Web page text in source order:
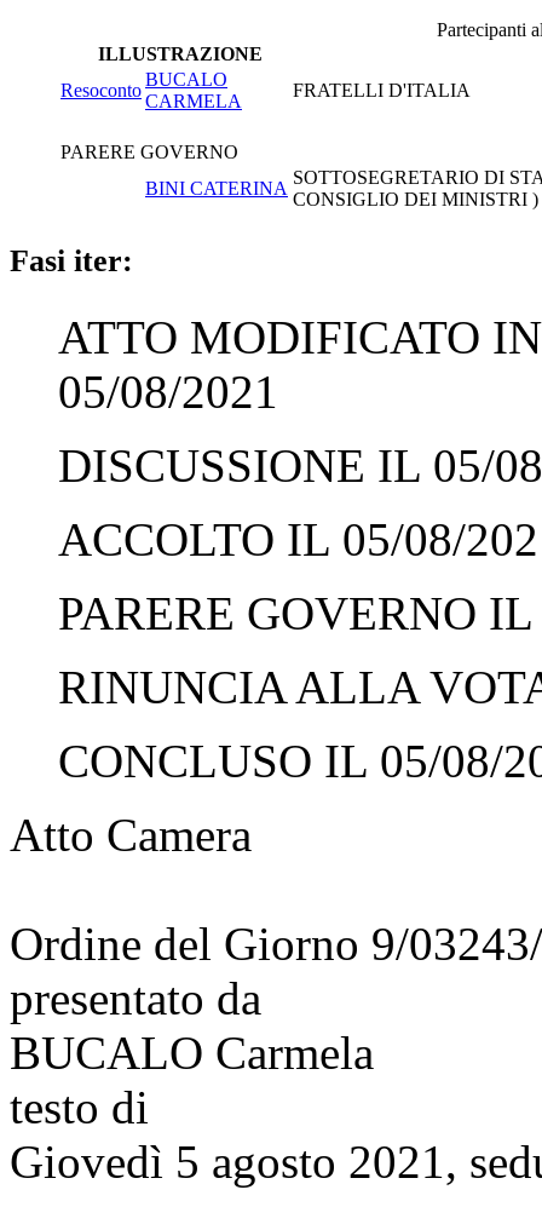
Partecipanti
ILLUSTRAZIONE
Resoconto
BUCALO
CARMELA
FRATELLI D'ITALIA
PARERE GOVERNO
BINI CATERINA
SOTTOSEGRETARIO DI
CONSIGLIO DEI MINISTRI )
Fasi iter:
ATTO MODIFICATO
05/08/2021
DISCUSSIONE IL 05/
ACCOLTO IL 05/08/
PARERE GOVERNO
RINUNCIA ALLA
CONCLUSO IL 05/08/
Atto Camera
Ordine del Giorno 9/
presentato da
BUCALO Carmela
testo di
Giovedì 5 agosto 2021,